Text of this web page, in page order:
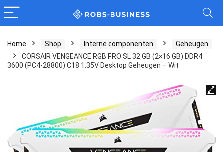
Home Shop Interne componenten
Geheugen
CORSAIR VENGEANCE RGB PRO SL 32 GB (2×16 GB) DDR4
3600 (PC4-28800) C18 1.35V Desktop Geheugen – Wit